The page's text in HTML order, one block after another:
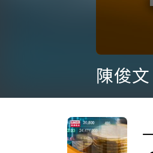
seconds
of
21
minutes,
seconds
90%
陳俊